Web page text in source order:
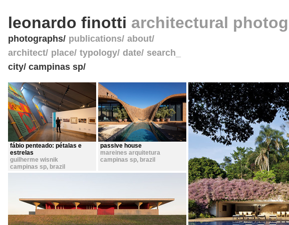
leonardo finotti architectural
photographs publications about
architect place typology date search_
city/ campinas sp/
fábio penteado: pétalas e
estrelas
guilherme wisnik
campinas sp, brazil
passive house
mareines arquitetura
campinas sp, brazil